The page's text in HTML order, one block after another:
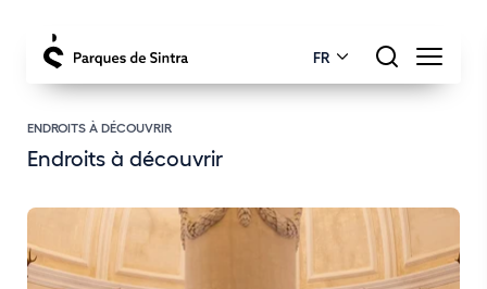
FR
ENDROITS À DÉCOUVRIR
Endroits à découvrir